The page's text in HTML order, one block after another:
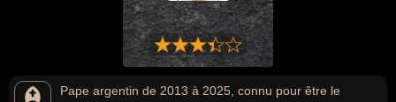
Pape argentin de 2013 à 2025, connu pour être le